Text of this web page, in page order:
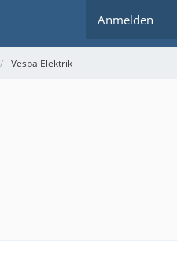
Anmelden
Vespa Elektrik